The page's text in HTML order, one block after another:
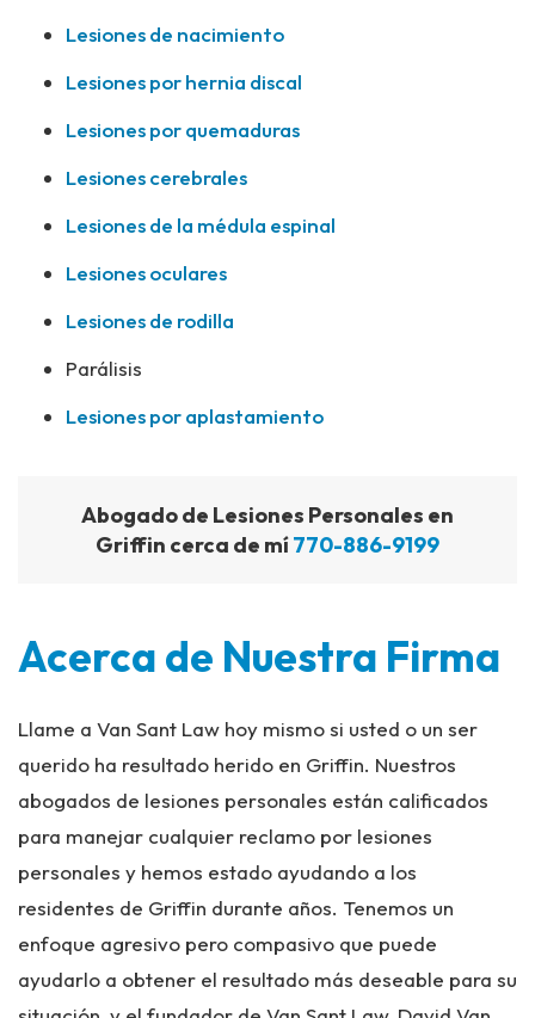
Lesiones de nacimiento
Lesiones por hernia discal
Lesiones por quemaduras
Lesiones cerebrales
Lesiones de la médula espinal
Lesiones oculares
Lesiones de rodilla
Parálisis
Lesiones por aplastamiento
Abogado de Lesiones Personales en
Griffin cerca de mí770-886-9199
Acerca de Nuestra Firma
Llame a Van Sant Law hoy mismo si usted o un ser
querido ha resultado herido en Griffin. Nuestros
abogados de lesiones personales están calificados
para manejar cualquier reclamo por lesiones
personales y hemos estado ayudando a los
residentes de Griffin durante años. Tenemos un
enfoque agresivo pero compasivo que puede
ayudarlo a obtener el resultado más deseable para su